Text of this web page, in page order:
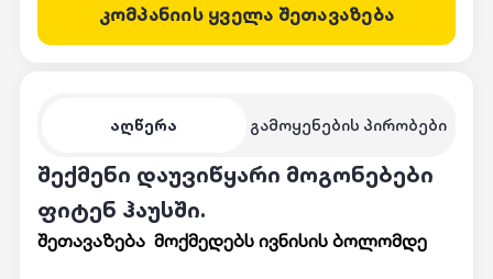
აღწერა გამოყენების პირობები
შექმენი დაუვიწყარი მოგონებები
ფიტენ ჰაუსში.
შეთავაზება მოქმედებს ივნისის ბოლომდე
კომპანიის ყველა შეთავაზება